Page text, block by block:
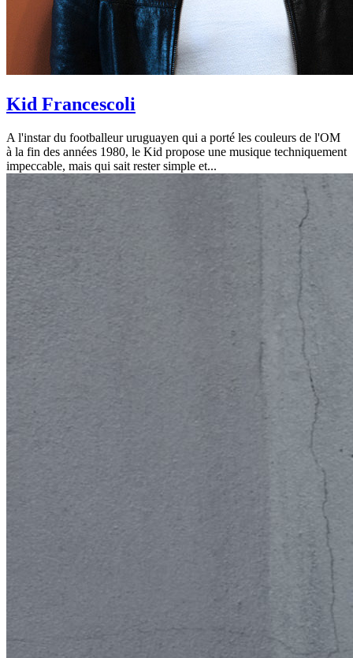
Kid Francescoli
A l'instar du footballeur uruguayen qui a porté les couleurs de l'OM
à la fin des années 1980, le Kid propose une musique techniquement
impeccable, mais qui sait rester simple et...